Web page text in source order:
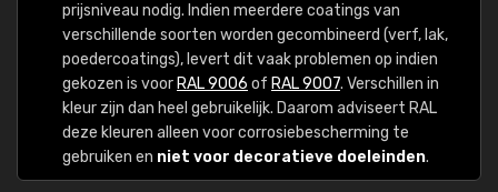
prijsniveau nodig. Indien meerdere coatings van
verschillende soorten worden gecombineerd (verf, lak,
poedercoatings), levert dit vaak problemen op indien
gekozen is voor RAL 9006 of RAL 9007. Verschillen in
kleur zijn dan heel gebruikelijk. Daarom adviseert RAL
deze kleuren alleen voor corrosiebescherming te
gebruiken en niet voor decoratieve doeleinden.